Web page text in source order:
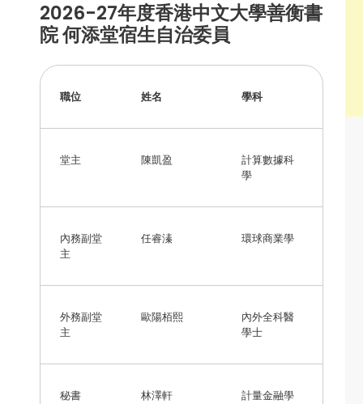
2026-27年度香港中文大學善衡書
院 何添堂宿生自治委員
職位 姓名 學科
堂主 陳凱盈
計算數據科
學
內務副堂
主
任睿溱 環球商業學
外務副堂
主
歐陽栢熙
內外全科醫
學士
秘書 林澤軒 計量金融學